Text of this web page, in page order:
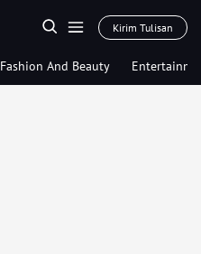
Kirim Tulisan
Fashion And Beauty